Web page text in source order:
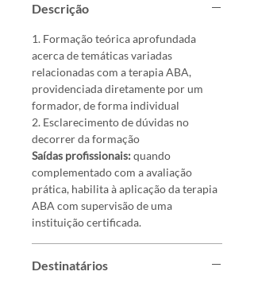
Descrição
1. Formação teórica aprofundada
acerca de temáticas variadas
relacionadas com a terapia ABA,
providenciada diretamente por um
formador, de forma individual
2. Esclarecimento de dúvidas no
decorrer da formação
Saídas profissionais: quando
complementado com a avaliação
prática, habilita à aplicação da terapia
ABA com supervisão de uma
instituição certificada.
Destinatários